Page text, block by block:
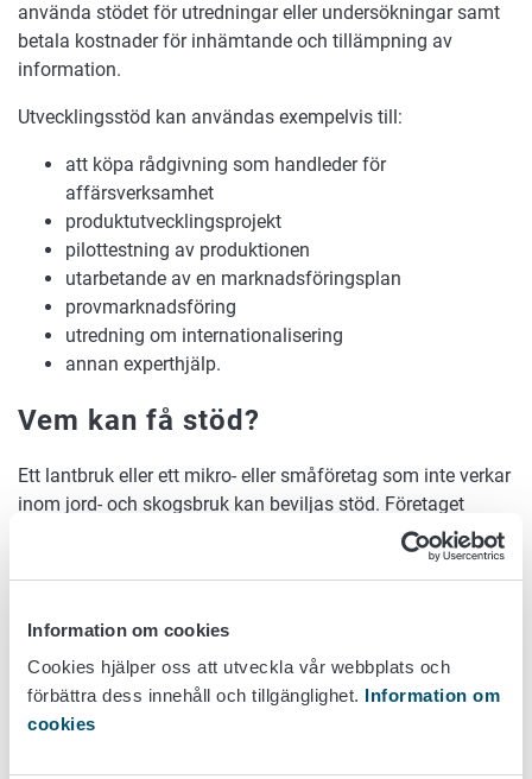
Information om cookies
Cookies hjälper oss att utveckla vår webbplats och
förbättra dess innehåll och tillgänglighet. Information om
cookies
använda stödet för utredningar eller undersökningar samt
betala kostnader för inhämtande och tillämpning av
information.
Utvecklingsstöd kan användas exempelvis till:
att köpa rådgivning som handleder för
affärsverksamhet
produktutvecklingsprojekt
pilottestning av produktionen
utarbetande av en marknadsföringsplan
provmarknadsföring
utredning om internationalisering
annan experthjälp.
Vem kan få stöd?
Ett lantbruk eller ett mikro- eller småföretag som inte verkar
inom jord- och skogsbruk kan beviljas stöd. Företaget
måste ha ett FO-nummer vid ansökan om stöd.
Stödbelopp
Stödbeloppet kan uppgå till högst 50 procent av de